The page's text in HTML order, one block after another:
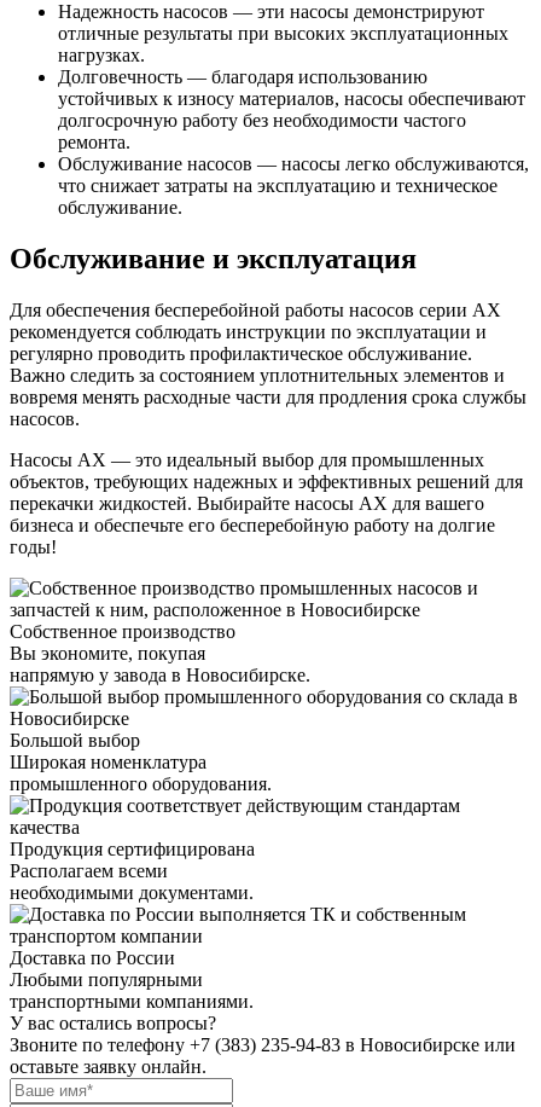
Надежность насосов — эти насосы демонстрируют
отличные результаты при высоких эксплуатационных
нагрузках.
Долговечность — благодаря использованию
устойчивых к износу материалов, насосы обеспечивают
долгосрочную работу без необходимости частого
ремонта.
Обслуживание насосов — насосы легко обслуживаются,
что снижает затраты на эксплуатацию и техническое
обслуживание.
Обслуживание и эксплуатация
Для обеспечения бесперебойной работы насосов серии АХ
рекомендуется соблюдать инструкции по эксплуатации и
регулярно проводить профилактическое обслуживание.
Важно следить за состоянием уплотнительных элементов и
вовремя менять расходные части для продления срока службы
насосов.
Насосы АХ — это идеальный выбор для промышленных
объектов, требующих надежных и эффективных решений для
перекачки жидкостей. Выбирайте насосы АХ для вашего
бизнеса и обеспечьте его бесперебойную работу на долгие
годы!
Собственное производство
Вы экономите, покупая
напрямую у завода в Новосибирске.
Большой выбор
Широкая номенклатура
промышленного оборудования.
Продукция сертифицирована
Располагаем всеми
необходимыми документами.
Доставка по России
Любыми популярными
транспортными компаниями.
У вас остались вопросы?
Звоните по телефону +7 (383) 235-94-83 в Новосибирске или
оставьте заявку онлайн.